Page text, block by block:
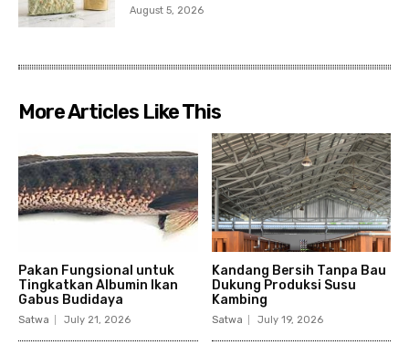
August 5, 2026
More Articles Like This
Pakan Fungsional untuk
Tingkatkan Albumin Ikan
Gabus Budidaya
Satwa July 21, 2026
Kandang Bersih Tanpa Bau
Dukung Produksi Susu
Kambing
Satwa July 19, 2026